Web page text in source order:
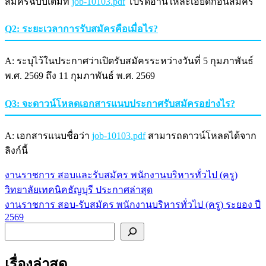
Q2: ระยะเวลาการรับสมัครคือเมื่อไร?
A: ระบุไว้ในประกาศว่าเปิดรับสมัครระหว่างวันที่ 5 กุมภาพันธ์
พ.ศ. 2569 ถึง 11 กุมภาพันธ์ พ.ศ. 2569
Q3: จะดาวน์โหลดเอกสารแนบประกาศรับสมัครอย่างไร?
A: เอกสารแนบชื่อว่า job-10103.pdfสามารถดาวน์โหลดได้จาก
ลิงก์นี้
แนะแนว
เรื่อง
งานราชการ สอบและรับสมัคร พนักงานบริหารทั่วไป (ครู)
วิทยาลัยเทคนิคธัญบุรี ประกาศล่าสุด
งานราชการ สอบ-รับสมัคร พนักงานบริหารทั่วไป (ครู) ระยอง ปี
2569